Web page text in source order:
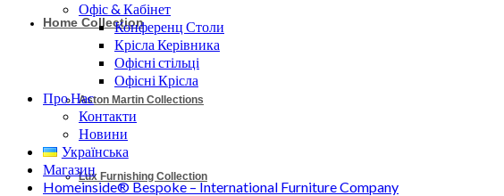
Home Collection
Aston Martin Collections
Lux Furnishing Collection
Офіс & Кабінет
Конференц Столи
Крісла Керівника
Офісні стільці
Офісні Крісла
Про Нас
Контакти
Новини
Українська
Магазин
Homeinside® Bespoke – International Furniture Company